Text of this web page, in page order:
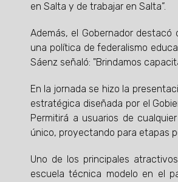
en Salta y de trabajar en Salta”.
Además, el Gobernador destacó
una política de federalismo
Sáenz señaló: "Brindamos
En la jornada se hizo la
estratégica diseñada por el
Permitirá a usuarios de
único, proyectando para etapas
Uno de los principales
escuela técnica modelo en el